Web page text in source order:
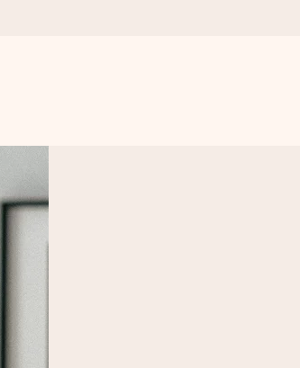
wanneer het het meeste betekent.
aandacht voor het moment.